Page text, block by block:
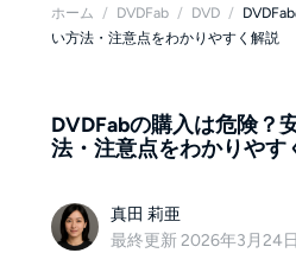
ホーム / DVDFab / DVD /
い方法・注意点をわかりやすく解説
DVDFabの購入は危険？
法・注意点をわかりやす
真田 莉亜
最終更新 2026年3月24日